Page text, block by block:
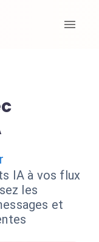
IA à vos flux
les
et